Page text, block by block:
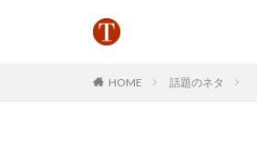
HOME 話題のネタ